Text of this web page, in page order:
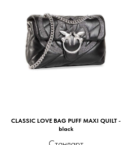
CLASSIC LOVE BAG PUFF MAXI QUILT -
black